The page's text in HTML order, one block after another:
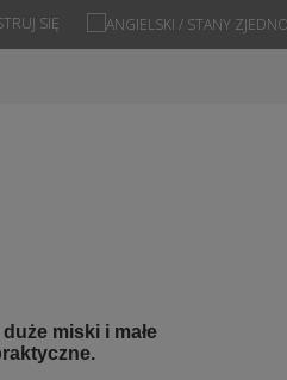
SIĘ
miski i małe